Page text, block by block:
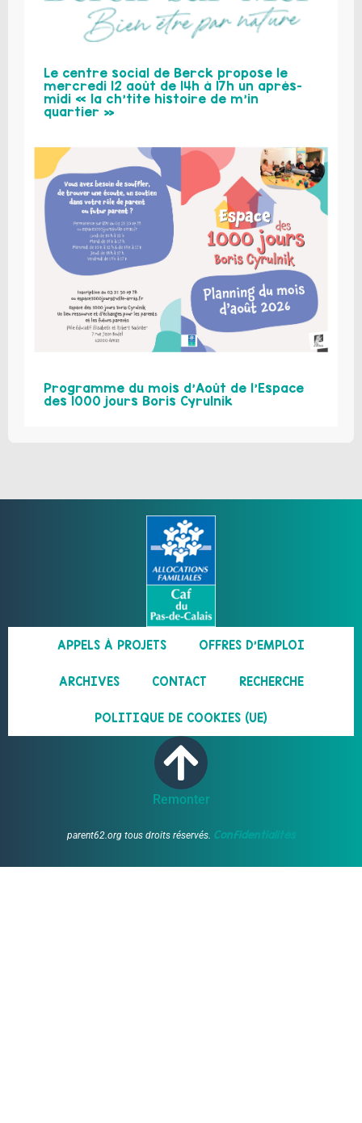
Le centre social de Berck propose le
mercredi 12 août de 14h à 17h un après-
midi « la ch’tite histoire de m’in
quartier »
Programme du mois d’Août de l’Espace
des 1000 jours Boris Cyrulnik
APPELS À PROJETS OFFRES D’EMPLOI
ARCHIVES CONTACT RECHERCHE
POLITIQUE DE COOKIES (UE)
Remonter
parent62.org tous droits réservés. Confidentialités